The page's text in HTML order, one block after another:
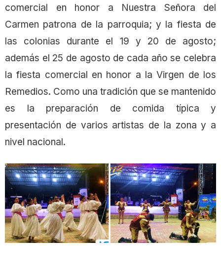
comercial en honor a Nuestra Señora del
Carmen patrona de la parroquia; y la fiesta de
las colonias durante el 19 y 20 de agosto;
además el 25 de agosto de cada año se celebra
la fiesta comercial en honor a la Virgen de los
Remedios. Como una tradición que se mantenido
es la preparación de comida típica y
presentación de varios artistas de la zona y a
nivel nacional.